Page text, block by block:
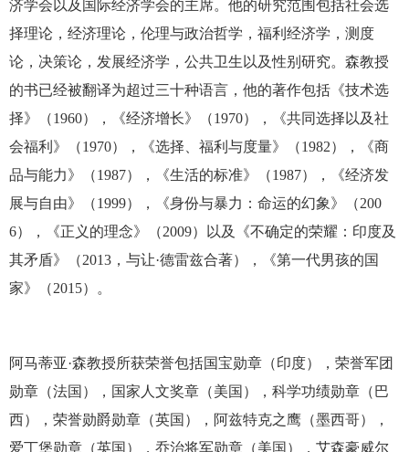
济学会以及国际经济学会的主席。他的研究范围包括社会选
择理论，经济理论，伦理与政治哲学，福利经济学，测度
论，决策论，发展经济学，公共卫生以及性别研究。森教授
的书已经被翻译为超过三十种语言，他的著作包括《技术选
择》（1960），《经济增长》（1970），《共同选择以及社
会福利》（1970），《选择、福利与度量》（1982），《商
品与能力》（1987），《生活的标准》（1987），《经济发
展与自由》（1999），《身份与暴力：命运的幻象》（200
6），《正义的理念》（2009）以及《不确定的荣耀：印度及
其矛盾》（2013，与让·德雷兹合著），《第一代男孩的国
家》（2015）。
阿马蒂亚·森教授所获荣誉包括国宝勋章（印度），荣誉军团
勋章（法国），国家人文奖章（美国），科学功绩勋章（巴
西），荣誉勋爵勋章（英国），阿兹特克之鹰（墨西哥），
爱丁堡勋章（英国），乔治将军勋章（美国），艾森豪威尔